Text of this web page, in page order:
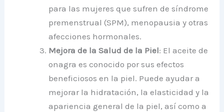
para las mujeres que sufren de síndrome
premenstrual (SPM), menopausia y otras
afecciones hormonales.
Mejora de la Salud de la Piel: El aceite de
onagra es conocido por sus efectos
beneficiosos en la piel. Puede ayudar a
mejorar la hidratación, la elasticidad y la
apariencia general de la piel, así como a